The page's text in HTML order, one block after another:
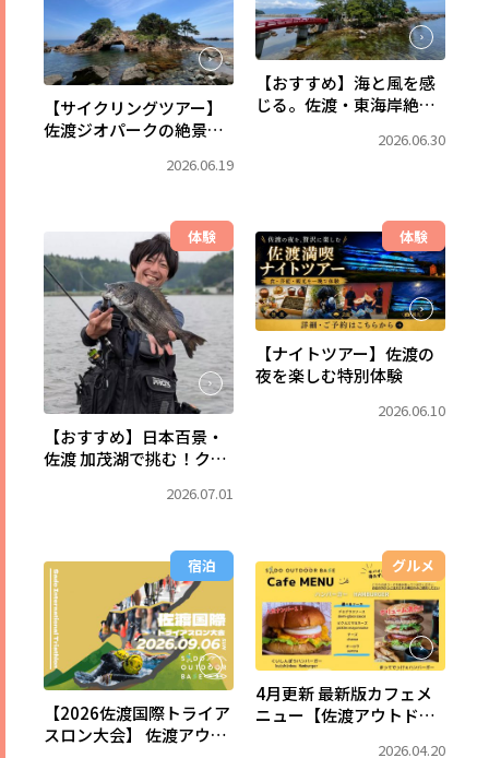
【サイクリングツアー】
佐渡ジオパークの絶景を
海と大地の物語～2026.06.19
【おすすめ】海と風を感
じる。佐渡・東海岸絶景
2026.06.30
体験
【おすすめ】日本百景・
佐渡 加茂湖で挑む！クロ
2026.07.01
体験
【ナイトツアー】佐渡の
夜を楽しむ特別体験
2026.06.10
宿泊
【2026佐渡国際トライア
スロン大会】 佐渡アウト
グルメ
4月更新 最新版カフェメ
ニュー【佐渡アウトドア
2026.04.20